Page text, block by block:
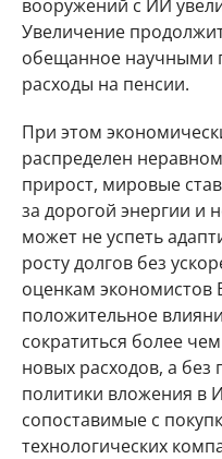
вооружений с ИИ
Увеличение
обещанное научными
расходы на пенсии.
При этом
распределен
прирост, мировые
за дорогой энергии и
может не успеть
росту долгов без
оценкам
положительное
сократиться более
новых расходов, а
политики вложения в
сопоставимые с
технологических